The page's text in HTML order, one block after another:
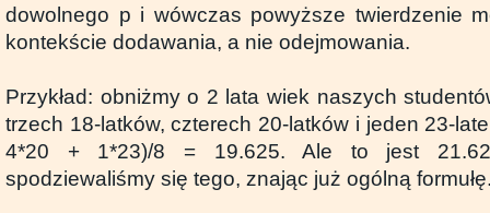
dowolnego p i wówczas powyższe twierdzenie
kontekście dodawania, a nie odejmowania.
Przykład: obniżmy o 2 lata wiek naszych
trzech 18-latków, czterech 20-latków i jeden 23-
4*20 + 1*23)/8 = 19.625. Ale to jest
spodziewaliśmy się tego, znając już ogólną